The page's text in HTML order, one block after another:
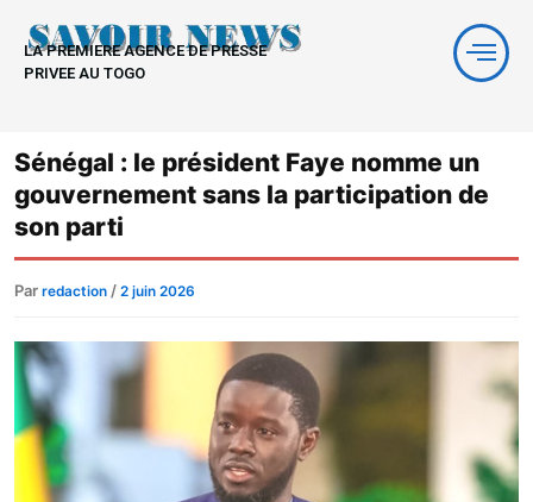
contenu
LA PREMIERE AGENCE DE PRESSE
PRIVEE AU TOGO
Sénégal : le président Faye nomme un
gouvernement sans la participation de
son parti
Par redaction / 2 juin 2026